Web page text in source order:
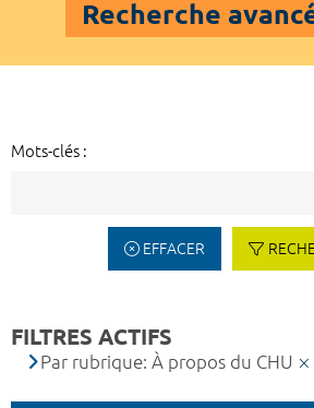
Recherche
Mots-clés :
EFFACER
FILTRES ACTIFS
Par rubrique: À propos du CHU